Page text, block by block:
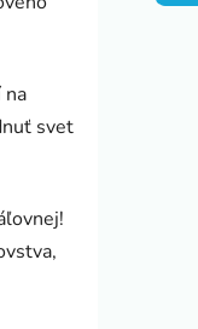
na
svet